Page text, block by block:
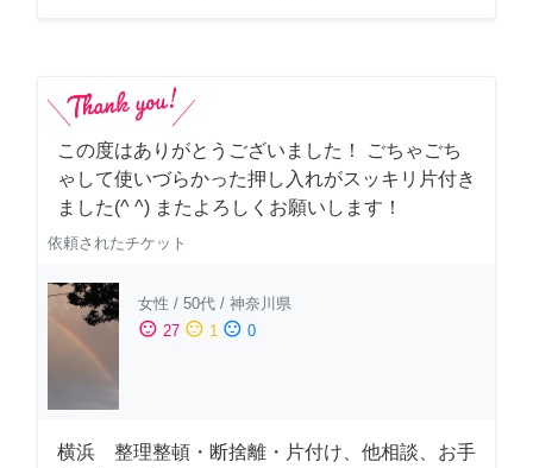
この度はありがとうございました！ ごちゃごち
ゃして使いづらかった押し入れがスッキリ片付き
ました(^ ^) またよろしくお願いします！
依頼されたチケット
女性 / 50代 / 神奈川県
sentiment_satisfied 27 sentiment_neutral 1 sentiment_dissatisfied 0
横浜 整理整頓・断捨離・片付け、他相談、お手